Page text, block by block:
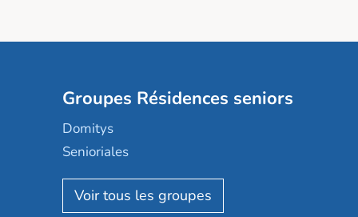
Groupes Résidences seniors
Domitys
Senioriales
Nohée
Les Résidentiels